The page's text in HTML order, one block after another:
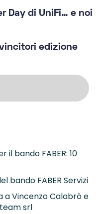
Day di UniFi… e noi
edizione
il bando FABER: 10
bando FABER Servizi
a Vincenzo Calabrò e
srl